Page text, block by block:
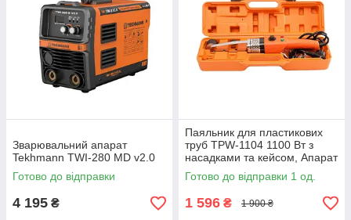
Зварювальний апарат
Tekhmann TWI-280 MD v2.0
Готово до відправки
4 195 ₴
Паяльник для пластикових
труб TPW-1104 1100 Вт з
насадками та кейсом, Апарат
для зварювання пластикових
труб
Готово до відправки 1 од.
1 596 ₴ 1 900 ₴